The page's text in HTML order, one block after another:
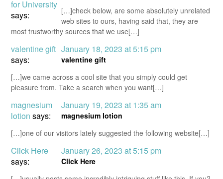
for University
says:
[…]check below, are some absolutely unrelated
web sites to ours, having said that, they are
most trustworthy sources that we use[…]
valentine gift
says:
January 18, 2023 at 5:15 pm
valentine gift
[…]we came across a cool site that you simply could get
pleasure from. Take a search when you want[…]
magnesium
lotion says:
January 19, 2023 at 1:35 am
magnesium lotion
[…]one of our visitors lately suggested the following website[…]
Click Here
says:
January 26, 2023 at 5:15 pm
Click Here